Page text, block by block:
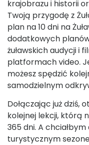
krajobrazu i historii
Twoją przygodę z
plan na 10 dni na
dodatkowych
żuławskich audycji i
platformach video.
możesz spędzić
samodzielnym
Dołączając już dziś,
kolejnej lekcji, którą
365 dni. A
turystycznym